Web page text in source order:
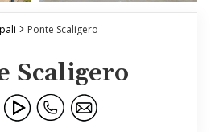
Ponte Scaligero
Scaligero